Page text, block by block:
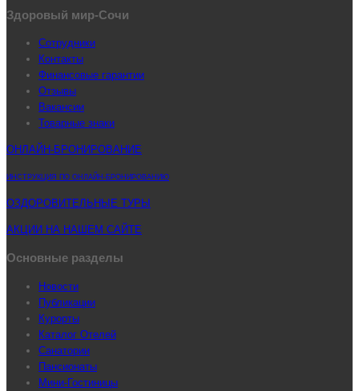
Здоровый мир-Сочи
Сотрудники
Контакты
Финансовые гарантии
Отзывы
Вакансии
Товарные знаки
ОНЛАЙН-БРОНИРОВАНИЕ
ИНСТРУКЦИЯ ПО ОНЛАЙН-БРОНИРОВАНИЮ
ОЗДОРОВИТЕЛЬНЫЕ ТУРЫ
АКЦИИ НА НАШЕМ САЙТЕ
Основные разделы
Новости
Публикации
Курорты
Каталог Отелей
Санатории
Пансионаты
Мини-Гостиницы